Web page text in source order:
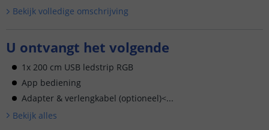
creëren...
Bekijk volledige omschrijving
U ontvangt het volgende
1x 200 cm USB ledstrip RGB
App bediening
Adapter & verlengkabel (optioneel)<...
Bekijk alles